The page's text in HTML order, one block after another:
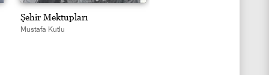
Şehir Mektupları
Mustafa Kutlu